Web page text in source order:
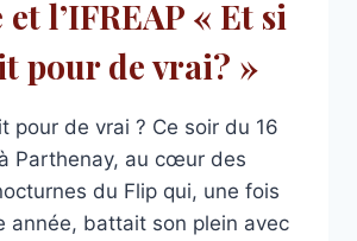
l’IFREAP « Et si
pour de vrai? »
pour de vrai ? Ce soir du 16
Parthenay, au cœur des
du Flip qui, une fois
année, battait son plein avec